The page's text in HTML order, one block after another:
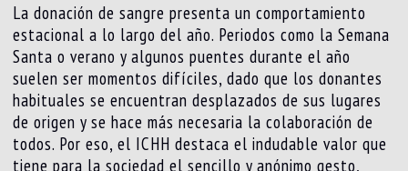
La donación de sangre presenta un comportamiento
estacional a lo largo del año. Periodos como la Semana
Santa o verano y algunos puentes durante el año
suelen ser momentos difíciles, dado que los donantes
habituales se encuentran desplazados de sus lugares
de origen y se hace más necesaria la colaboración de
todos. Por eso, el ICHH destaca el indudable valor que
tiene para la sociedad el sencillo y anónimo gesto,